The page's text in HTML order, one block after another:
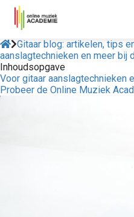
Gitaar blog: artikelen, tips
aanslagtechnieken en meer bij
Inhoudsopgave
Voor gitaar aanslagtechnieken
Probeer de Online Muziek